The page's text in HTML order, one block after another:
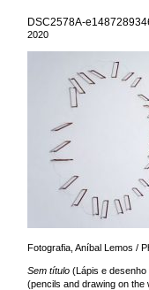
DSC2578A-
2020
Fotografia, Aníbal Lemos /
Sem título (Lápis e
(pencils and drawing on the